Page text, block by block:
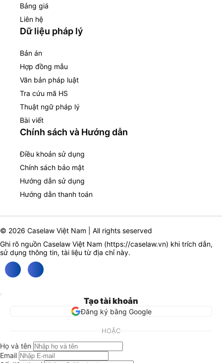
Bảng giá
Liên hệ
Dữ liệu pháp lý
Bản án
Hợp đồng mẫu
Văn bản pháp luật
Tra cứu mã HS
Thuật ngữ pháp lý
Bài viết
Chính sách và Hướng dẫn
Điều khoản sử dụng
Chính sách bảo mật
Hướng dẫn sử dụng
Hướng dẫn thanh toán
© 2026 Caselaw Việt Nam | All rights seserved
Ghi rõ nguồn Caselaw Việt Nam (https://caselaw.vn) khi trích dẫn,
sử dụng thông tin, tài liệu từ địa chỉ này.
Tạo tài khoản
Đăng ký bằng Google
HOẶC
Họ và tên
Email